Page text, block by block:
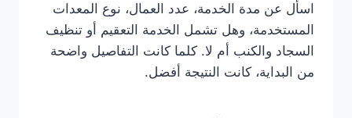
اسأل عن مدة الخدمة، عدد العمال، نوع المعدات
المستخدمة، وهل تشمل الخدمة التعقيم أو تنظيف
السجاد والكنب أم لا. كلما كانت التفاصيل واضحة
من البداية، كانت النتيجة أفضل.